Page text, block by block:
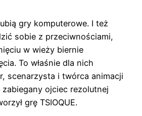
gry komputerowe. I też
sobie z przeciwnościami,
w wieży biernie
To właśnie dla nich
scenarzysta i twórca animacji
zabiegany ojciec rezolutnej
grę TSIOQUE.